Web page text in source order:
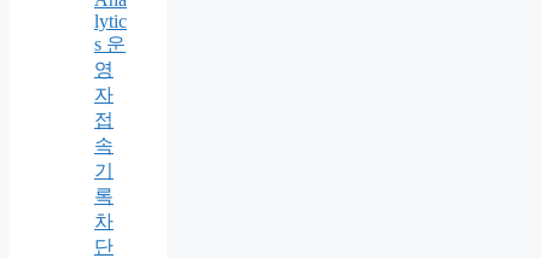
lytic
s 운
영
자
접
속
기
록
차
단